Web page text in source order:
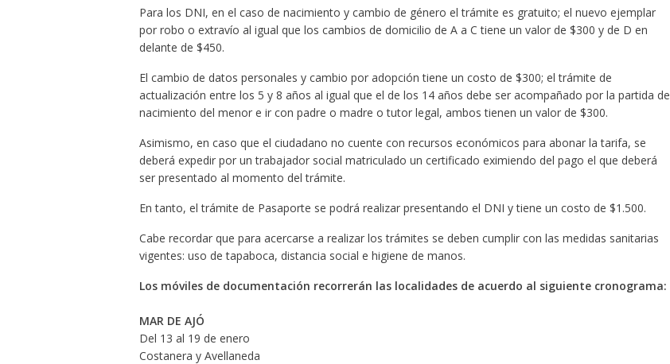
Para los DNI, en el caso de nacimiento y cambio de género el trámite es gratuito; el nuevo ejemplar
por robo o extravío al igual que los cambios de domicilio de A a C tiene un valor de $300 y de D en
delante de $450.
El cambio de datos personales y cambio por adopción tiene un costo de $300; el trámite de
actualización entre los 5 y 8 años al igual que el de los 14 años debe ser acompañado por la partida de
nacimiento del menor e ir con padre o madre o tutor legal, ambos tienen un valor de $300.
Asimismo, en caso que el ciudadano no cuente con recursos económicos para abonar la tarifa, se
deberá expedir por un trabajador social matriculado un certificado eximiendo del pago el que deberá
ser presentado al momento del trámite.
En tanto, el trámite de Pasaporte se podrá realizar presentando el DNI y tiene un costo de $1.500.
Cabe recordar que para acercarse a realizar los trámites se deben cumplir con las medidas sanitarias
vigentes: uso de tapaboca, distancia social e higiene de manos.
Los móviles de documentación recorrerán las localidades de acuerdo al siguiente cronograma:
MAR DE AJÓ
Del 13 al 19 de enero
Costanera y Avellaneda